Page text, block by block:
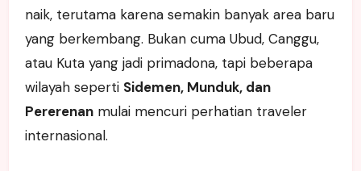
naik, terutama karena semakin banyak area baru
yang berkembang. Bukan cuma Ubud, Canggu,
atau Kuta yang jadi primadona, tapi beberapa
wilayah seperti Sidemen, Munduk, dan
Pererenanmulai mencuri perhatian traveler
internasional.